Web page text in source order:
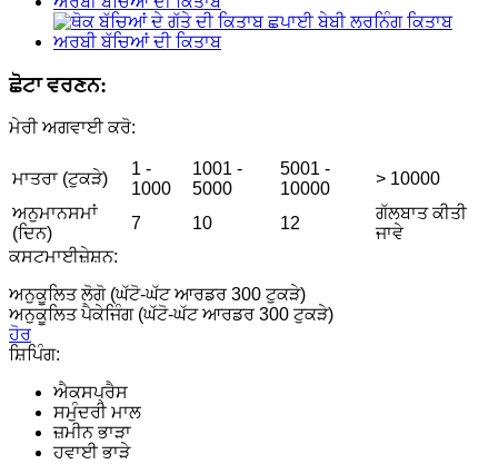
ਛੋਟਾ ਵਰਣਨ:
ਮੇਰੀ ਅਗਵਾਈ ਕਰੋ:
ਮਾਤਰਾ (ਟੁਕੜੇ)
1 -
1000
1001 -
5000
5001 -
10000
> 10000
ਅਨੁਮਾਨਸਮਾਂ
(ਦਿਨ)
7 10 12
ਗੱਲਬਾਤ ਕੀਤੀ
ਜਾਵੇ
ਕਸਟਮਾਈਜ਼ੇਸ਼ਨ:
ਅਨੁਕੂਲਿਤ ਲੋਗੋ (ਘੱਟੋ-ਘੱਟ ਆਰਡਰ 300 ਟੁਕੜੇ)
ਅਨੁਕੂਲਿਤ ਪੈਕੇਜਿੰਗ (ਘੱਟੋ-ਘੱਟ ਆਰਡਰ 300 ਟੁਕੜੇ)
ਹੋਰ
ਸ਼ਿਪਿੰਗ:
ਐਕਸਪ੍ਰੈਸ
ਸਮੁੰਦਰੀ ਮਾਲ
ਜ਼ਮੀਨ ਭਾੜਾ
ਹਵਾਈ ਭਾੜੇ